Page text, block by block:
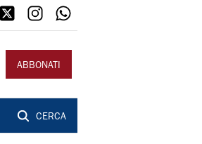
ABBONATI
CERCA